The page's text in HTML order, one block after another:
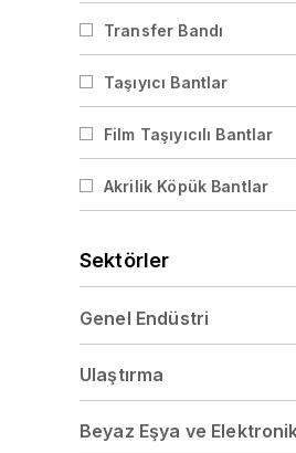
Transfer Bandı
Taşıyıcı Bantlar
Film Taşıyıcılı Bantlar
Akrilik Köpük Bantlar
Sektörler
Genel Endüstri
Ulaştırma
Beyaz Eşya ve